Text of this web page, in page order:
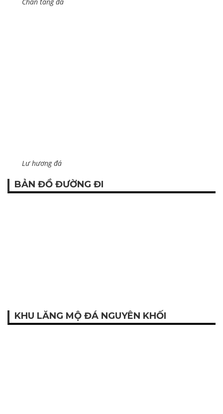
Chân tảng đá
Lư hương đá
BẢN ĐỒ ĐƯỜNG ĐI
KHU LĂNG MỘ ĐÁ NGUYÊN KHỐI